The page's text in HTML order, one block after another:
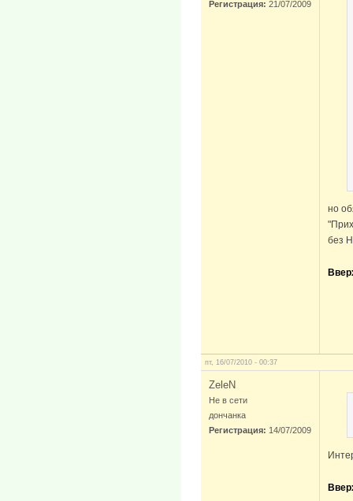
Регистрация: 21/07/2009
но
без
пт, 16/07/2010 - 00:37
ZeleN
Не в сети
дончанка
Регистрация: 14/07/2009